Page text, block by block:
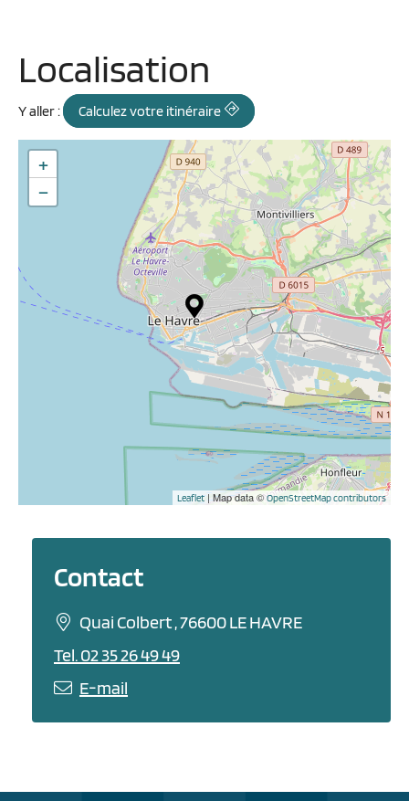
Localisation
Y aller : Calculez votre itinéraire
+
−
Leaflet | Map data ©OpenStreetMap contributors
Contact
Quai Colbert , 76600 LE HAVRE
Tel. 02 35 26 49 49
E-mail